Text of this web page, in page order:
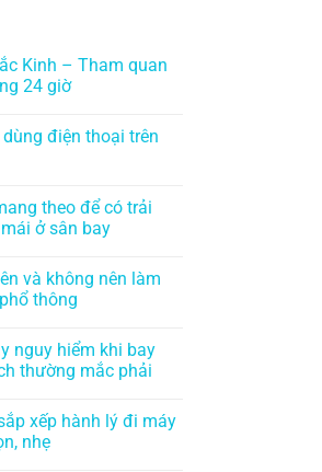
Kinh – Tham quan
24 giờ
điện thoại trên
theo để có trải
ở sân bay
và không nên làm
thông
nguy hiểm khi bay
thường mắc phải
xếp hành lý đi máy
nhẹ